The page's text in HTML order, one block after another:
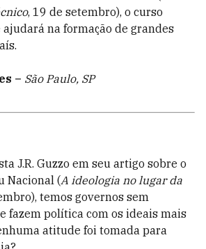
, 19 de setembro), o curso
na formação de grandes
– São Paulo, SP
J.R. Guzzo em seu artigo sobre o
Nacional (A ideologia no lugar da
temos governos sem
fazem política com os ideais mais
atitude foi tomada para